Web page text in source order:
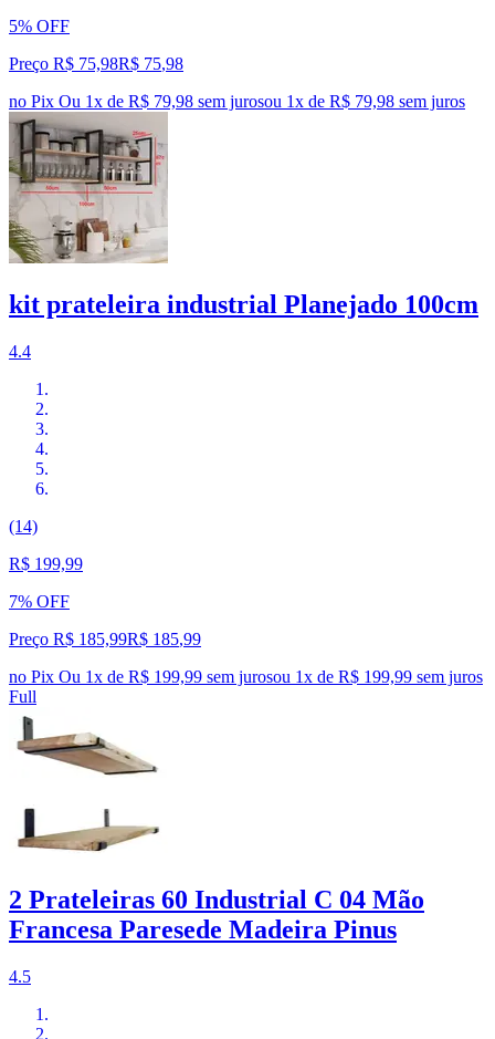
5% OFF
Preço R$ 75,98R$ 75,98
no Pix Ou 1x de R$ 79,98 sem jurosou 1x de R$ 79,98 sem juros
kit prateleira industrial Planejado 100cm
4.4
(14)
R$ 199,99
7% OFF
Preço R$ 185,99R$ 185,99
no Pix Ou 1x de R$ 199,99 sem jurosou 1x de R$ 199,99 sem juros
Full
2 Prateleiras 60 Industrial C 04 Mão
Francesa Paresede Madeira Pinus
4.5